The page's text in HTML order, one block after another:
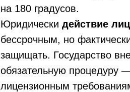
на 180 градусов.
Юридически действие
бессрочным, но
защищать. Государство
обязательную процедуру
лицензионным